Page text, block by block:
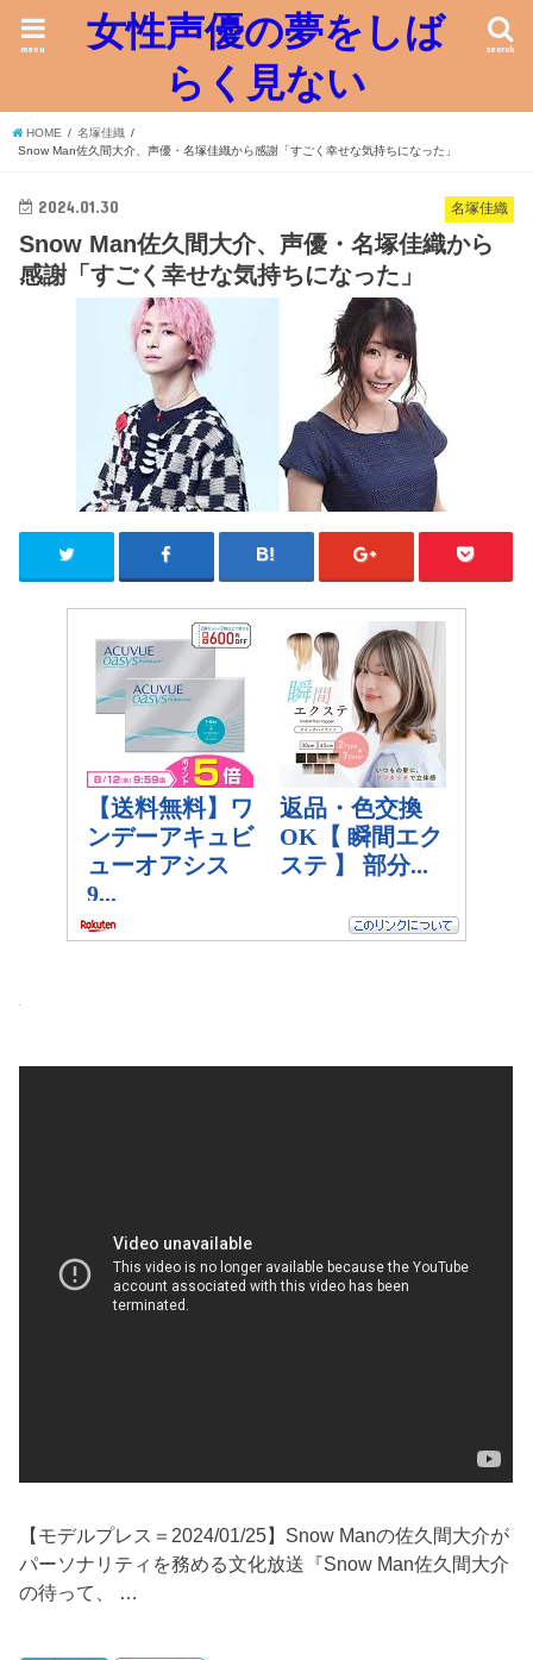
女性声優の夢をしば
らく見ない
search
menu
HOME
名塚佳織
Snow Man佐久間大介、声優・名塚佳織から感謝「すごく幸せな気持ちになった」
名塚佳織
2024.01.30
Snow Man佐久間大介、声優・名塚佳織から
感謝「すごく幸せな気持ちになった」
【モデルプレス＝2024/01/25】Snow Manの佐久間大介が
パーソナリティを務める文化放送『Snow Man佐久間大介
の待って、 …